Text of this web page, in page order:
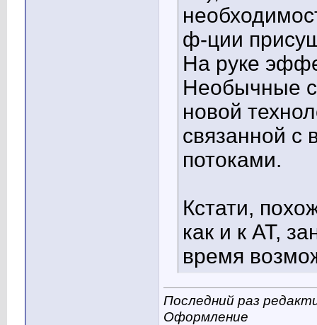
ф-ции
На руке
Необычные
новой
связанной с
потоками.
Кстати,
как и к АТ,
время
Последний раз
Оформление